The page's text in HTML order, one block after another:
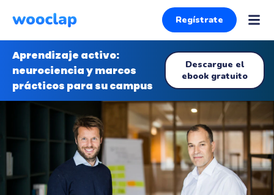
Regístrate
Aprendizaje activo:
neurociencia y marcos
prácticos para su campus
Descargue el
ebook gratuito